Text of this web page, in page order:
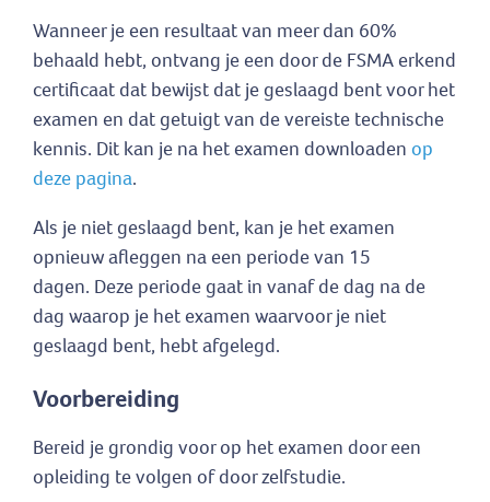
Wanneer je een resultaat van meer dan 60%
behaald hebt, ontvang je een door de FSMA erkend
certificaat dat bewijst dat je geslaagd bent voor het
examen en dat getuigt van de vereiste technische
kennis. Dit kan je na het examen downloaden op
deze pagina.
Als je niet geslaagd bent, kan je het examen
opnieuw afleggen na een periode van 15
dagen. Deze periode gaat in vanaf de dag na de
dag waarop je het examen waarvoor je niet
geslaagd bent, hebt afgelegd.
Voorbereiding
Bereid je grondig voor op het examen door een
opleiding te volgen of door zelfstudie.